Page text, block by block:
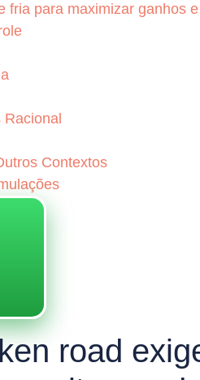
para maximizar ganhos
Contextos
road